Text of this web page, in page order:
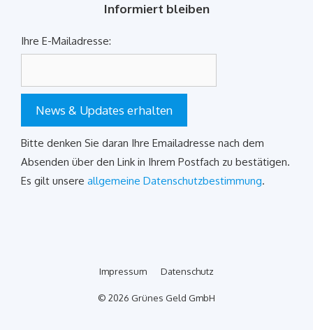
Informiert bleiben
Ihre E-Mailadresse:
News & Updates erhalten
Bitte denken Sie daran Ihre Emailadresse nach dem
Absenden über den Link in Ihrem Postfach zu bestätigen.
Es gilt unsere allgemeine Datenschutzbestimmung.
Impressum Datenschutz
© 2026 Grünes Geld GmbH